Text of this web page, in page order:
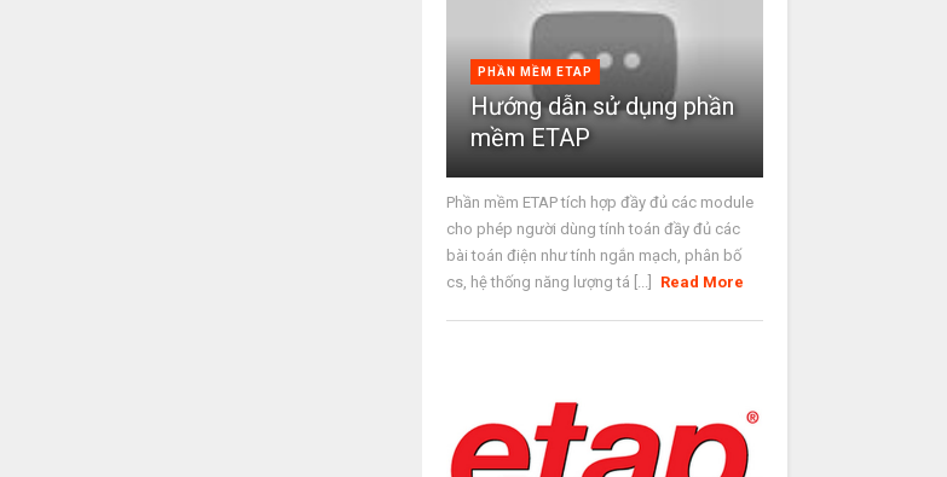
PHẦN MỀM ETAP
Hướng dẫn sử dụng phần
mềm ETAP
Phần mềm ETAP tích hợp đầy đủ các module
cho phép người dùng tính toán đầy đủ các
bài toán điện như tính ngắn mạch, phân bố
cs, hệ thống năng lượng tá [...]
Read More